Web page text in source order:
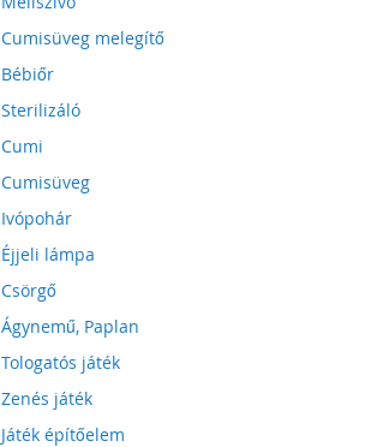
Cumisüveg melegítő
Bébiőr
Sterilizáló
Cumi
Cumisüveg
Ivópohár
Éjjeli lámpa
Csörgő
Ágynemű, Paplan
Tologatós játék
Zenés játék
Játék építőelem